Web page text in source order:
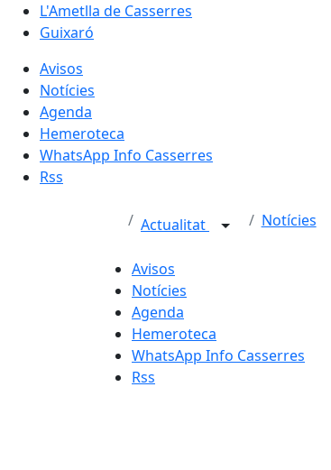
L'Ametlla de Casserres
Guixaró
Avisos
Notícies
Agenda
Hemeroteca
WhatsApp Info Casserres
Rss
Actualitat Notícies
Avisos
Notícies
Agenda
Hemeroteca
WhatsApp Info Casserres
Rss